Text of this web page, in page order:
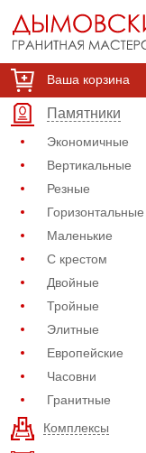
Ваша корзина
Памятники
Экономичные
Вертикальные
Резные
Горизонтальные
Маленькие
С крестом
Двойные
Тройные
Элитные
Европейские
Часовни
Гранитные
Комплексы